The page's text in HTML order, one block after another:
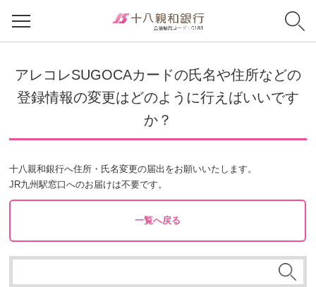
アレコレSUGOCAカードの氏名や住所などの
登録情報の変更はどのように行えばいいです
か？
十八親和銀行へ住所・氏名変更の届出をお願いいたします。
JR九州駅窓口へのお届けは不要です。
一覧へ戻る